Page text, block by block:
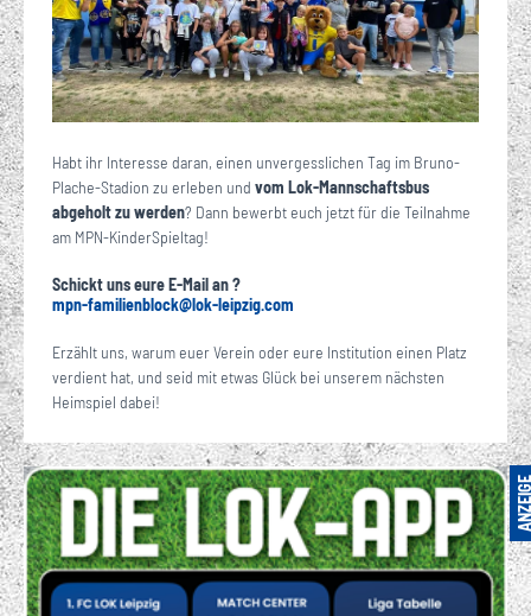
Habt ihr Interesse daran, einen unvergesslichen Tag im Bruno-
Plache-Stadion zu erleben und vom Lok-Mannschaftsbus
abgeholt zu werden? Dann bewerbt euch jetzt für die Teilnahme
am MPN-KinderSpieltag!
Schickt uns eure E-Mail an ?
mpn-familienblock@lok-leipzig·com
Erzählt uns, warum euer Verein oder eure Institution einen Platz
verdient hat, und seid mit etwas Glück bei unserem nächsten
Heimspiel dabei!